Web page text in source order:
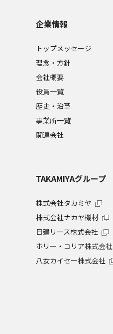
企業情報
トップメッセージ
理念・方針
会社概要
役員一覧
歴史・沿革
事業所一覧
関連会社
TAKAMIYAグループ
株式会社タカミヤ
株式会社ナカヤ機材
日建リース株式会社
ホリー・コリア株式会社
八女カイセー株式会社